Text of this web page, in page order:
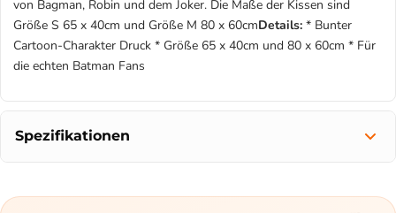
von Bagman, Robin und dem Joker. Die Maße der Kissen sind
Größe S 65 x 40cm und Größe M 80 x 60cmDetails: * Bunter
Cartoon-Charakter Druck * Größe 65 x 40cm und 80 x 60cm * Für
die echten Batman Fans
Spezifikationen